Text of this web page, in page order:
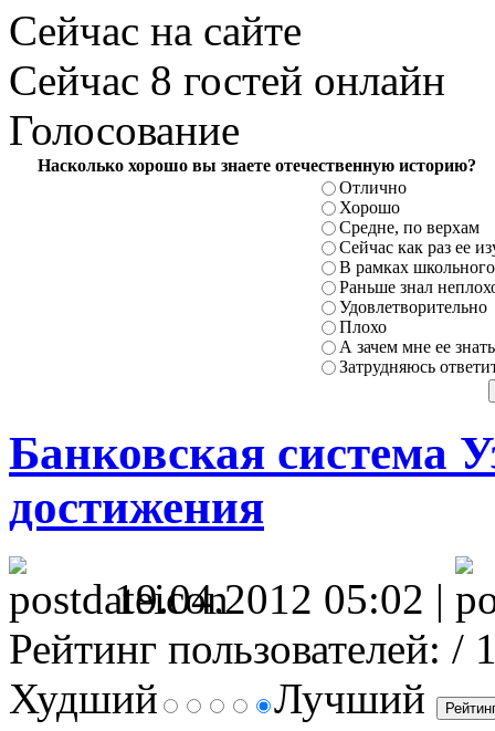
Сейчас на сайте
Сейчас 8 гостей онлайн
Голосование
Насколько хорошо вы знаете отечественную историю?
Отлично
Хорошо
Средне, по верхам
Сейчас как раз ее
В рамках
Раньше знал
Удовлетворительно
Плохо
А зачем мне ее
Затрудняюсь
Банковская система
достижения
19.04.2012 05:02 |
Рейтинг пользователей: /
Худший
Лучший